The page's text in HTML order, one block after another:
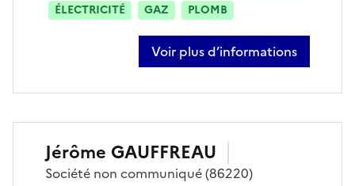
ÉLECTRICITÉ
GAZ PLOMB
Voir plus d’informations
sur antony champigny
Jérôme GAUFFREAU
Société non communiqué(86220)